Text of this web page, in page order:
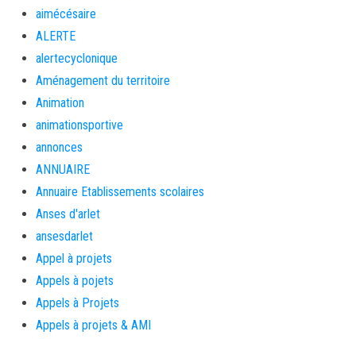
aimécésaire
ALERTE
alertecyclonique
Aménagement du territoire
Animation
animationsportive
annonces
ANNUAIRE
Annuaire Etablissements scolaires
Anses d'arlet
ansesdarlet
Appel à projets
Appels à pojets
Appels à Projets
Appels à projets & AMI